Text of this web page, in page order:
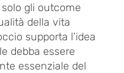
gli outcome
della vita
supporta l’idea
debba essere
essenziale del